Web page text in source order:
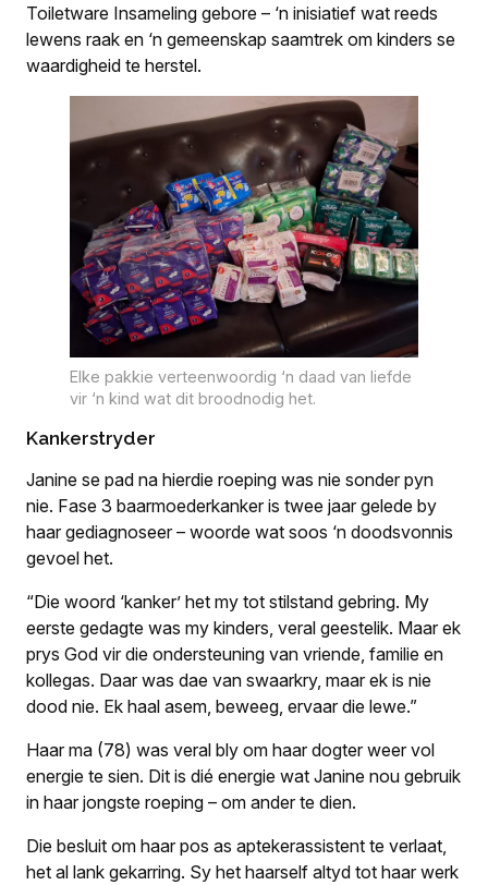
Toiletware Insameling gebore – ‘n inisiatief wat reeds
lewens raak en ‘n gemeenskap saamtrek om kinders se
waardigheid te herstel.
Elke pakkie verteenwoordig ‘n daad van liefde
vir ‘n kind wat dit broodnodig het.
Kankerstryder
Janine se pad na hierdie roeping was nie sonder pyn
nie. Fase 3 baarmoederkanker is twee jaar gelede by
haar gediagnoseer – woorde wat soos ‘n doodsvonnis
gevoel het.
“Die woord ‘kanker’ het my tot stilstand gebring. My
eerste gedagte was my kinders, veral geestelik. Maar ek
prys God vir die ondersteuning van vriende, familie en
kollegas. Daar was dae van swaarkry, maar ek is nie
dood nie. Ek haal asem, beweeg, ervaar die lewe.”
Haar ma (78) was veral bly om haar dogter weer vol
energie te sien. Dit is dié energie wat Janine nou gebruik
in haar jongste roeping – om ander te dien.
Die besluit om haar pos as aptekerassistent te verlaat,
het al lank gekarring. Sy het haarself altyd tot haar werk